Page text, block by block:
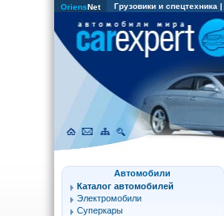
OriensNet Грузовики и спецтехника |
Автомобили
Каталог автомобилей
Электромобили
Суперкары